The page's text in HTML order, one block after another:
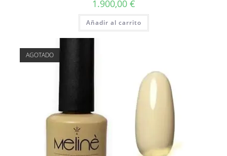
1.900,00 €
Añadir al carrito
AGOTADO